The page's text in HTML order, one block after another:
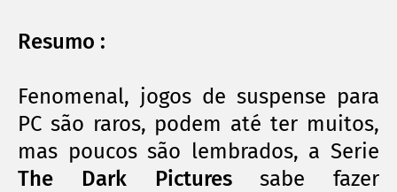
Resumo :
Fenomenal, jogos de suspense para
PC são raros, podem até ter muitos,
mas poucos são lembrados, a Serie
The Dark Picturessabe fazer